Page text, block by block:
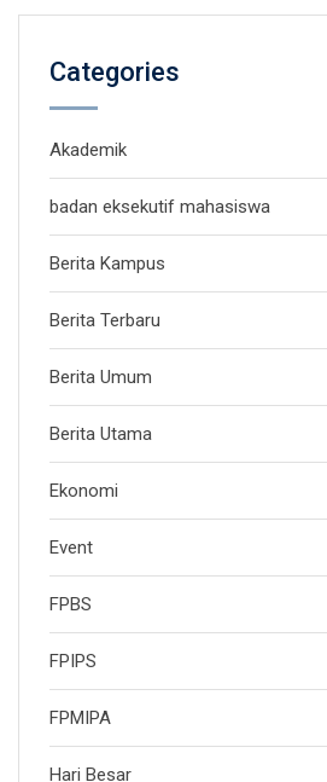
Categories
Akademik
badan eksekutif mahasiswa
Berita Kampus
Berita Terbaru
Berita Umum
Berita Utama
Ekonomi
Event
FPBS
FPIPS
FPMIPA
Hari Besar